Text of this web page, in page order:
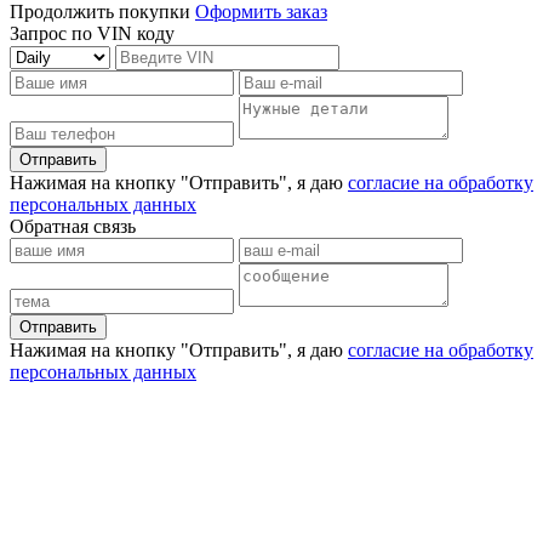
Продолжить покупки Оформить заказ
Запрос по VIN коду
Отправить
Нажимая на кнопку "Отправить", я даю согласие на обработку
персональных данных
Обратная связь
Отправить
Нажимая на кнопку "Отправить", я даю согласие на обработку
персональных данных